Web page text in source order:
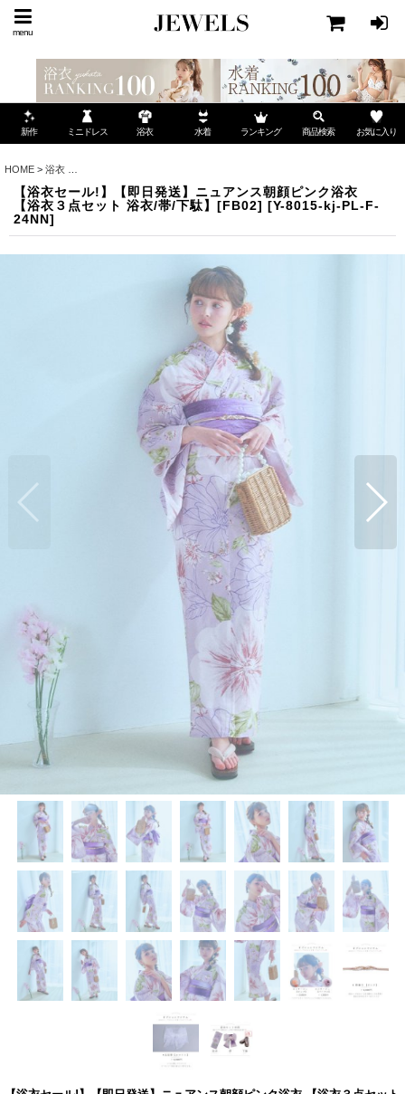
menu
新作 ミニドレス 浴衣 水着 ランキング 商品検索 お気に入り
HOME > 浴衣
【浴衣セール!】【即日発送】ニュアンス朝顔ピンク浴衣
【浴衣３点セット 浴衣/帯/下駄】[FB02] [Y-8015-kj-PL-F-
24NN]